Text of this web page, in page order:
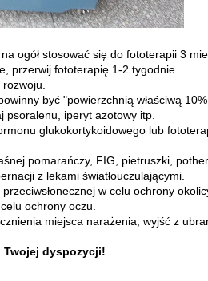
ogół stosować się do fototerapii 3
przerwij fototerapię 1-2 tygodnie
być "powierzchnią właściwą
psoralenu, iperyt azotowy itp.
glukokortykoidowego lub
pomarańczy, FIG, pietruszki,
z lekami światłouczulającymi.
w celu ochrony
ochrony oczu.
miejsca narażenia, wyjść z
Twojej dyspozycji!